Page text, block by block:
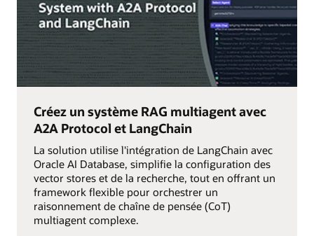
Créez un système RAG multiagent avec
A2A Protocol et LangChain
La solution utilise l'intégration de LangChain avec
Oracle AI Database, simplifie la configuration des
vector stores et de la recherche, tout en offrant un
framework flexible pour orchestrer un
raisonnement de chaîne de pensée (CoT)
multiagent complexe.